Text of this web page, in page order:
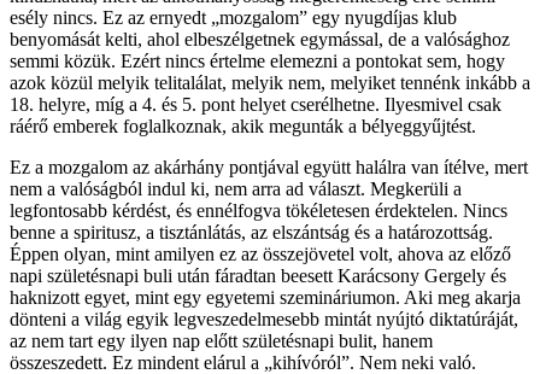
esély nincs. Ez az ernyedt „mozgalom” egy nyugdíjas klub
benyomását kelti, ahol elbeszélgetnek egymással, de a valósághoz
semmi közük. Ezért nincs értelme elemezni a pontokat sem, hogy
azok közül melyik telitalálat, melyik nem, melyiket tennénk inkább a
18. helyre, míg a 4. és 5. pont helyet cserélhetne. Ilyesmivel csak
ráérő emberek foglalkoznak, akik megunták a bélyeggyűjtést.
Ez a mozgalom az akárhány pontjával együtt halálra van ítélve, mert
nem a valóságból indul ki, nem arra ad választ. Megkerüli a
legfontosabb kérdést, és ennélfogva tökéletesen érdektelen. Nincs
benne a spiritusz, a tisztánlátás, az elszántság és a határozottság.
Éppen olyan, mint amilyen ez az összejövetel volt, ahova az előző
napi születésnapi buli után fáradtan beesett Karácsony Gergely és
haknizott egyet, mint egy egyetemi szemináriumon. Aki meg akarja
dönteni a világ egyik legveszedelmesebb mintát nyújtó diktatúráját,
az nem tart egy ilyen nap előtt születésnapi bulit, hanem
összeszedett. Ez mindent elárul a „kihívóról”. Nem neki való.